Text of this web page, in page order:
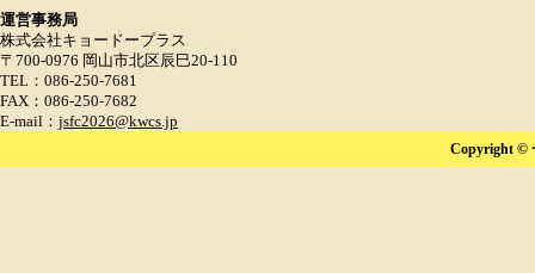
運営事務局
株式会社キョードープラス
〒700-0976 岡山市北区辰巳20-110
TEL：086-250-7681
FAX：086-250-7682
E-mail： jsfc2026@kwcs.jp
Copyright ©